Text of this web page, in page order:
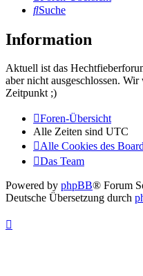
Suche
Information
Aktuell ist das
aber nicht ausgeschlossen.
Zeitpunkt ;)
Foren-Übersicht
Alle Zeiten sind UTC
Alle Cookies des
Das Team
Powered by phpBB® Forum
Deutsche Übersetzung durch